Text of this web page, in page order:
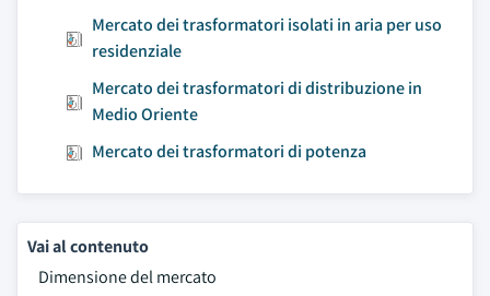
Mercato dei trasformatori isolati in aria per uso
residenziale
Mercato dei trasformatori di distribuzione in
Medio Oriente
Mercato dei trasformatori di potenza
Vai al contenuto
Dimensione del mercato